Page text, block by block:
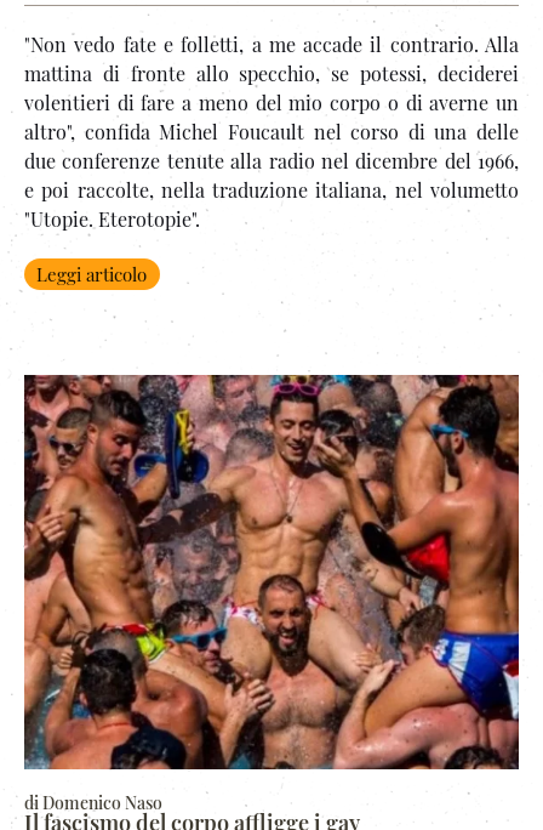
"Non vedo fate e folletti, a me accade il contrario. Alla
mattina di fronte allo specchio, se potessi, deciderei
volentieri di fare a meno del mio corpo o di averne un
altro", confida Michel Foucault nel corso di una delle
due conferenze tenute alla radio nel dicembre del 1966,
e poi raccolte, nella traduzione italiana, nel volumetto
"Utopie. Eterotopie".
Leggi articolo
di Domenico Naso
Il fascismo del corpo affligge i gay